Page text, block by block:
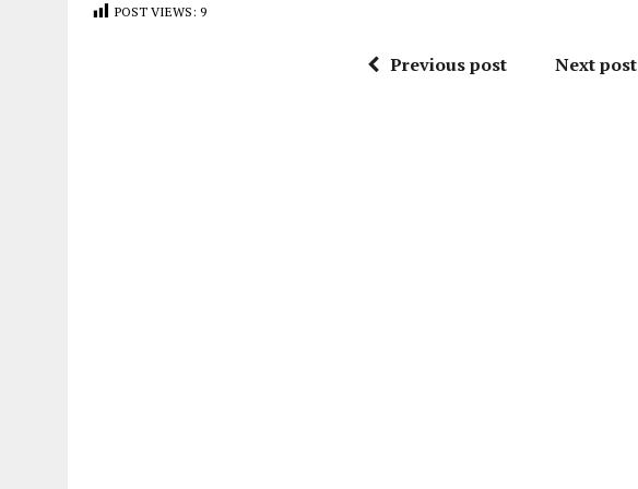
POST VIEWS: 9
Previous post Next post